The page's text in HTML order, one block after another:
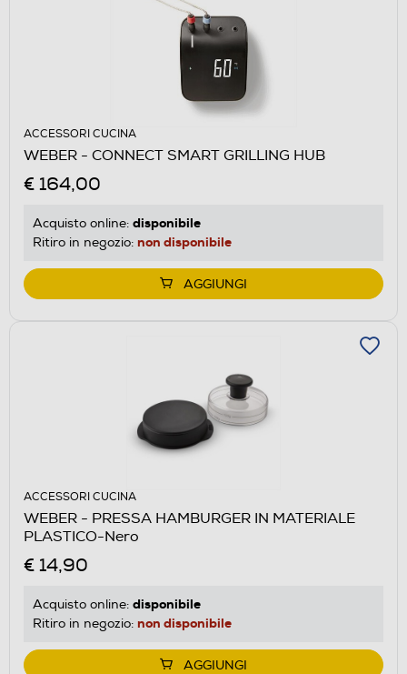
ACCESSORI CUCINA
WEBER - CONNECT SMART GRILLING HUB
€ 164,00
Acquisto online: disponibile
Ritiro in negozio: non disponibile
AGGIUNGI
ACCESSORI CUCINA
WEBER - PRESSA HAMBURGER IN MATERIALE
PLASTICO-Nero
€ 14,90
Acquisto online: disponibile
Ritiro in negozio: non disponibile
AGGIUNGI